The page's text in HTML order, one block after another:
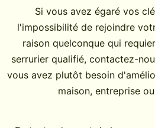
Si vous avez égaré vos
l'impossibilité de rejoindre
raison quelconque qui
serrurier qualifié, contactez-
vous avez plutôt besoin
maison, entreprise